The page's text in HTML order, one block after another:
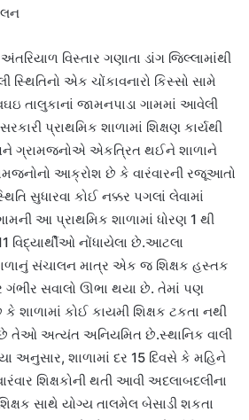
વિસ્તાર ગણાતા ડાંગ જિલ્લામાંથી
સ્થિતિનો એક ચોંકાવનારો કિસ્સો સામે
તાલુકાનાં જામનપાડા ગામમાં આવેલી
પ્રાથમિક શાળામાં શિક્ષણ કાર્યથી
ગ્રામજનોએ એકત્રિત થઈને શાળાને
આક્રોશ છે કે વારંવારની રજૂઆતો
સુધારવા કોઈ નક્કર પગલાં લેવામાં
આ પ્રાથમિક શાળામાં ધોરણ 1 થી
વિદ્યાર્થીઓ નોંધાયેલા છે.આટલા
સંચાલન માત્ર એક જ શિક્ષક હસ્તક
ગંભીર સવાલો ઊભા થયા છે. તેમાં પણ
શાળામાં કોઈ કાયમી શિક્ષક ટકતા નથી
અત્યંત અનિયમિત છે.સ્થાનિક વાલી
અનુસાર, શાળામાં દર 15 દિવસે કે મહિને
શિક્ષકોની થતી આવી અદલાબદલીના
સાથે યોગ્ય તાલમેલ બેસાડી શકતા